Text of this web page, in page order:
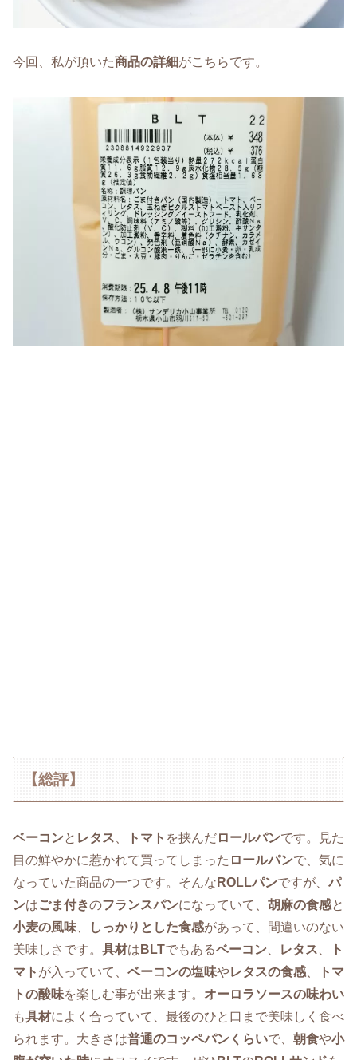
今回、私が頂いた商品の詳細がこちらです。
【総評】
ベーコンと レタス トマト を挟んだロールパンです。見た
目の鮮やかに惹かれて買ってしまった ロールパンで、気に
なっていた商品の一つです。そんな ROLLパンですが、 パ
ンはごま付きのフランスパンになっていて、 胡麻の食感と
小麦の風味
しっかりとした食感があって、間違いのない
美味しさです。 具材は BLTでもあるベーコン レタス
ト
マト が入っていて、 ベーコンの塩味やレタスの食感
トマ
トの酸味を楽しむ事が出来ます。 オーロラソースの味わい
も具材によく合っていて、最後のひと口まで美味しく食べ
られます。大きさは普通のコッペパンくらいで、 朝食や小